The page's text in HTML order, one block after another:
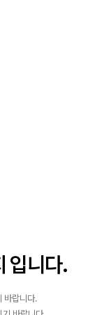
입니다.
바랍니다.